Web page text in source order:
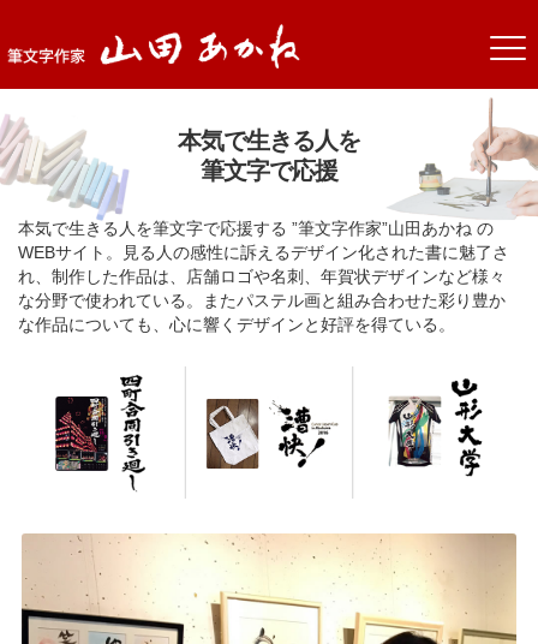
本気で生きる人を
筆文字で応援
本気で生きる人を筆文字で応援する ”筆文字作家”山田あかね の
WEBサイト。見る人の感性に訴えるデザイン化された書に魅了さ
れ、制作した作品は、店舗ロゴや名刺、年賀状デザインなど様々
な分野で使われている。またパステル画と組み合わせた彩り豊か
な作品についても、心に響くデザインと好評を得ている。